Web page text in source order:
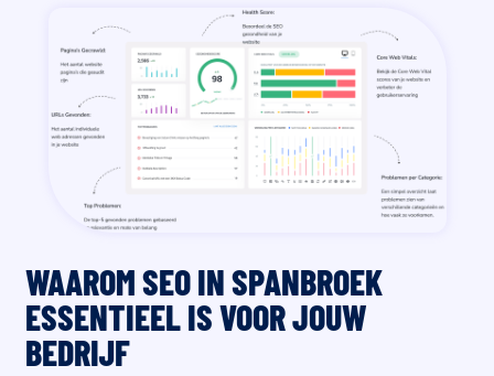
WAAROM SEO IN SPANBROEK
ESSENTIEEL IS VOOR JOUW
BEDRIJF